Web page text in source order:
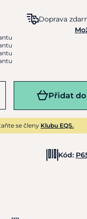
Doprava
Přidat
se členy Klubu EQS.
Kód: